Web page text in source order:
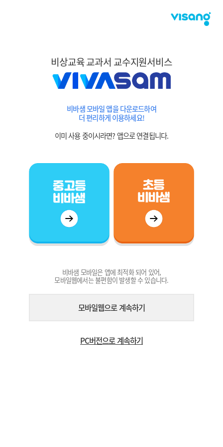
비상교육 교과서 교수지원서비스
비바샘 모바일 앱을 다운로드하여
더 편리하게 이용하세요!
이미 사용 중이시라면? 앱으로 연결됩니다.
비바샘 모바일은 앱에 최적화 되어 있어,
모바일웹에서는 불편함이 발생할 수 있습니다.
모바일웹으로 계속하기
PC버전으로 계속하기